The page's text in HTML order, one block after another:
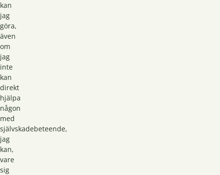
kan
jag
göra,
även
om
jag
inte
kan
direkt
hjälpa
någon
med
självskadebeteende,
jag
kan,
vare
sig